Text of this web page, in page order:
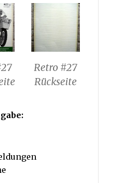
Retro #27
Rückseite